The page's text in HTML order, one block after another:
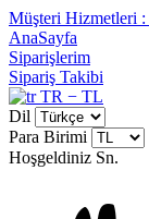
Müşteri Hizmetleri :
AnaSayfa
Siparişlerim
Sipariş Takibi
TR − TL
Dil
Para Birimi
Hoşgeldiniz Sn.